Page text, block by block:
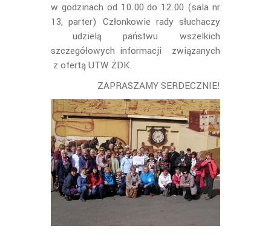
w godzinach od 10.00 do 12.00 (sala nr
13, parter) Członkowie rady słuchaczy
udzielą państwu wszelkich
szczegółowych informacji związanych
z ofertą UTW ŻDK.
ZAPRASZAMY SERDECZNIE!